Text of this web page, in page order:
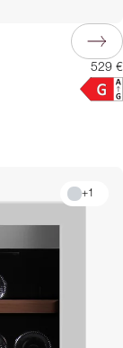
529 €
+1